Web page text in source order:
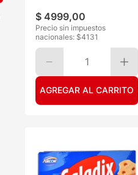
$ 4999,00
Precio sin impuestos
nacionales: $4131
1
AGREGAR AL CARRITO